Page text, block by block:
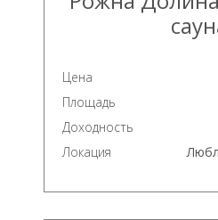
Цена
Площадь
Доходность
Локация